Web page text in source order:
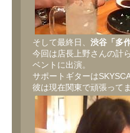
そして最終日、 渋谷「多作
今回は店長上野さんの計
ベントに出演。
サポートギターは
彼は現在関東で頑張って